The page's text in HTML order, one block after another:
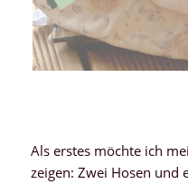
Als erstes möchte ich
zeigen: Zwei Hosen und